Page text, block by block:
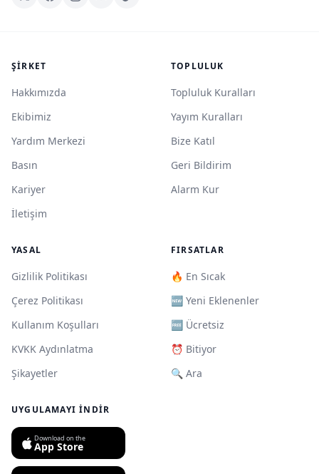
ŞIRKET
Hakkımızda
Ekibimiz
Yardım Merkezi
Basın
Kariyer
İletişim
TOPLULUK
Topluluk Kuralları
Yayım Kuralları
Bize Katıl
Geri Bildirim
Alarm Kur
YASAL
Gizlilik Politikası
Çerez Politikası
Kullanım Koşulları
KVKK Aydınlatma
Şikayetler
FIRSATLAR
🔥 En Sıcak
🆕 Yeni Eklenenler
🆓 Ücretsiz
⏰ Bitiyor
🔍 Ara
UYGULAMAYI İNDIR
Download on the
App Store